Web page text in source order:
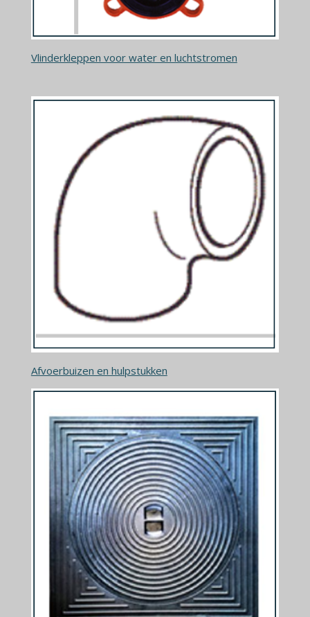
Vlinderkleppen voor water en luchtstromen
Afvoerbuizen en hulpstukken